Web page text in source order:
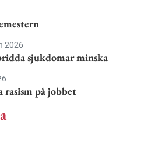
2026
sjukdomar minska
på jobbet